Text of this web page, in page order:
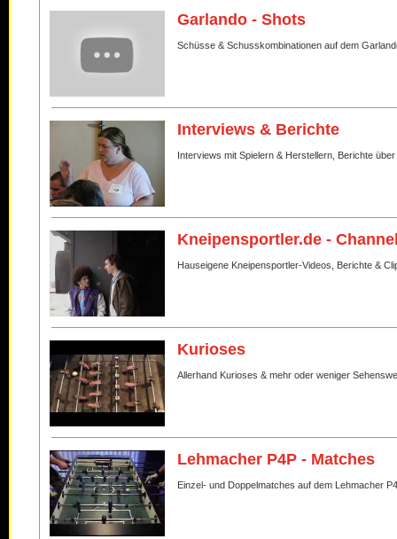
Garlando - Shots
Schüsse & Schusskombinationen auf dem
Interviews & Berichte
Interviews mit Spielern & Herstellern, Berichte
Kneipensportler.de -
Hauseigene Kneipensportler-Videos, Berichte &
Kurioses
Allerhand Kurioses & mehr oder weniger
Lehmacher P4P - Matches
Einzel- und Doppelmatches auf dem Lehmacher